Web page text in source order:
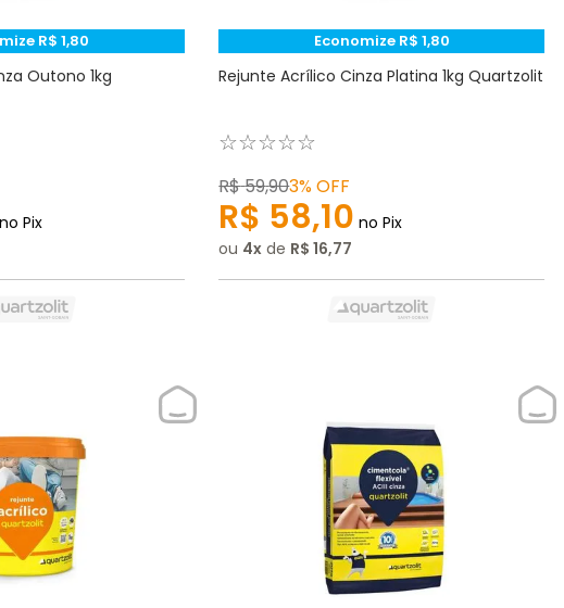
R$ 1,80
Outono 1kg
no Pix
Economize R$ 1,80
Rejunte Acrílico Cinza Platina 1kg Quartzolit
☆☆☆☆☆
R$59,903%OFF
R$ 58,10 no Pix
ou 4 de R$ 16,77